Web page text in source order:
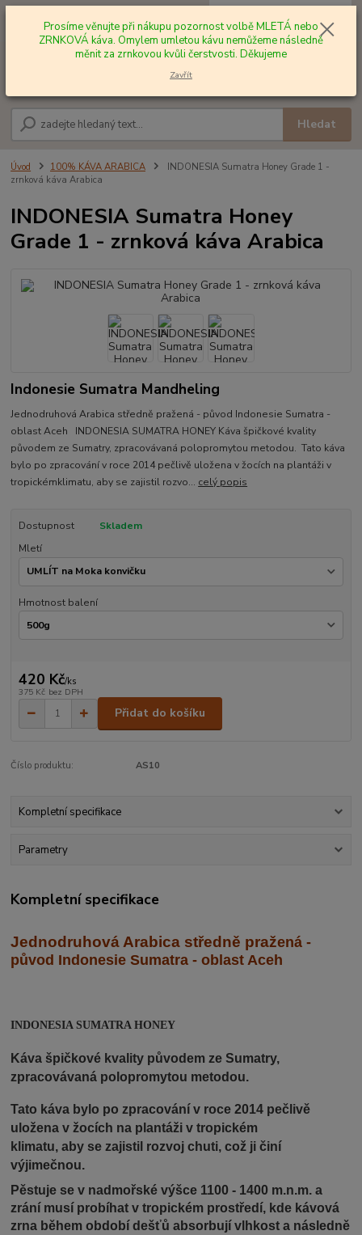
Hledat
+420 602 577 209 za0,00 Kč
Úvod 100% KÁVA ARABICA
INDONESIA Sumatra Honey Grade 1 -
zrnková káva Arabica
INDONESIA Sumatra Honey
Grade 1 - zrnková káva Arabica
Indonesie Sumatra Mandheling
Jednodruhová Arabica středně pražená - původ Indonesie Sumatra -
oblast Aceh INDONESIA SUMATRA HONEY Káva špičkové kvality
původem ze Sumatry, zpracovávaná polopromytou metodou. Tato káva
bylo po zpracování v roce 2014 pečlivě uložena v žocích na plantáži v
tropickémklimatu, aby se zajistil rozvo... celý popis
Dostupnost
Skladem
Mletí
Hmotnost balení
420 Kč/ks
375 Kč bez DPH
Přidat do košíku
Číslo produktu: AS10
Kompletní specifikace
Parametry
Kompletní specifikace
Jednodruhová Arabica středně pražená -
původ Indonesie Sumatra - oblast Aceh
INDONESIA SUMATRA HONEY
Káva špičkové kvality původem ze Sumatry,
zpracovávaná polopromytou metodou.
Tato káva bylo po zpracování v roce 2014 pečlivě
uložena v žocích na plantáži v tropickém
klimatu, aby se zajistil rozvoj chuti, což ji činí
výjimečnou.
Pěstuje se v nadmořské výšce 1100 - 1400 m.n.m. a
zrání musí probíhat v tropickém prostředí, kde kávová
zrna během období dešťů absorbují vlhkost a následně
Prosíme věnujte při nákupu pozornost volbě MLETÁ nebo
ZRNKOVÁ káva. Omylem umletou kávu nemůžeme následně
měnit za zrnkovou kvůli čerstvosti. Děkujeme
Zavřít